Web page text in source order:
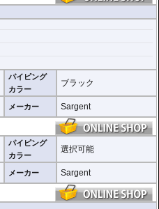
ーボン風 CarbonFX
パイピング
カラー
ブラック
メーカー Sargent
パイピング
カラー
選択可能
メーカー Sargent